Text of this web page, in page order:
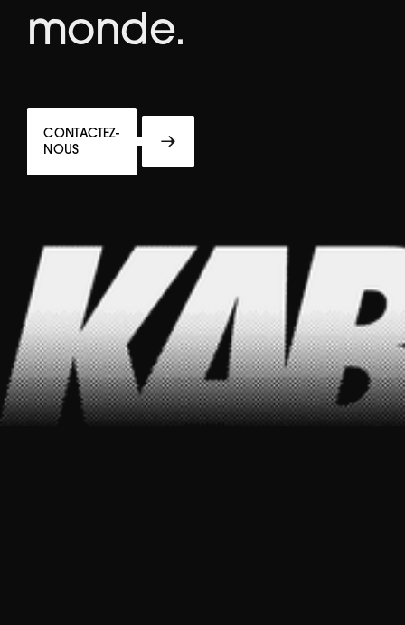
monde.
CONTACTEZ-
NOUS